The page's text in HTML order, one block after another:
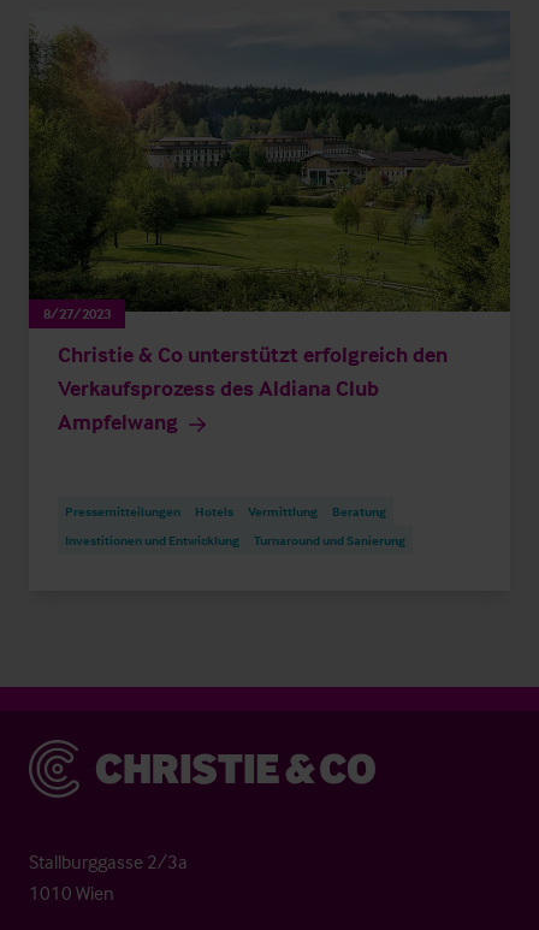
8/27/2023
Christie & Co unterstützt erfolgreich den
Verkaufsprozess des Aldiana Club
Ampfelwang
Pressemitteilungen Hotels Vermittlung
Beratung
Investitionen und Entwicklung
Turnaround und Sanierung
Christie & Co
Stallburggasse 2/3a
1010 Wien